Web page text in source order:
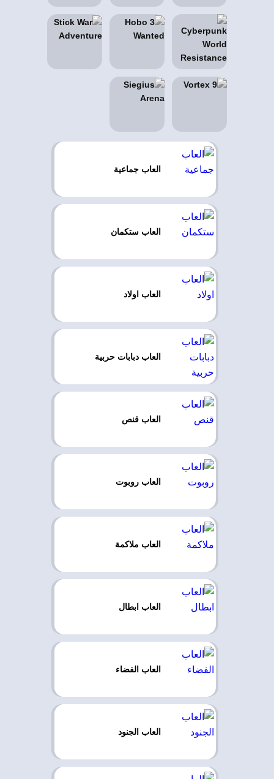
العاب جماعية
العاب ستكمان
العاب اولاد
العاب دبابات حربية
العاب قنص
العاب روبوت
العاب ملاكمة
العاب ابطال
العاب الفضاء
العاب الجنود